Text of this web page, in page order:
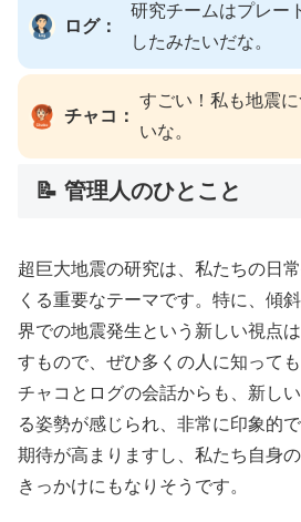
ログ：
研究チームはプレー
したみたいだな。
チャコ：
すごい！私も地震
いな。
📝 管理人のひとこと
超巨大地震の研究は、私たちの日
くる重要なテーマです。特に、傾
界での地震発生という新しい視点
すもので、ぜひ多くの人に知って
チャコとログの会話からも、新し
る姿勢が感じられ、非常に印象的
期待が高まりますし、私たち自身
きっかけにもなりそうです。